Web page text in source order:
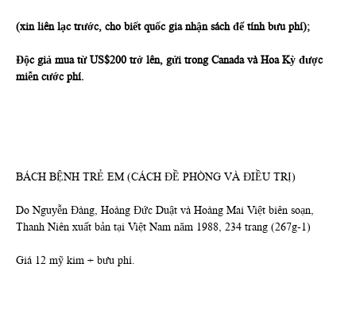
(xin liên lạc trước, cho biết quốc gia nhận sách để tính bưu phí);
Độc giả mua từ US$200 trở lên, gửi trong Canada và Hoa Kỳ được
miễn cước phí.
BÁCH BỆNH TRẺ EM (CÁCH ĐỀ PHÒNG VÀ ĐIỀU TRỊ)
Do Nguyễn Đàng, Hoàng Đức Duật và Hoàng Mai Việt biên soạn,
Thanh Niên xuất bản tại Việt Nam năm 1988, 234 trang (267g-1)
Giá 12 mỹ kim + bưu phí.